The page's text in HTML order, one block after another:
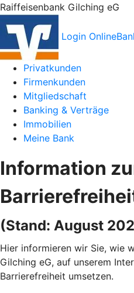
Raiffeisenbank Gilching eG
Login
Privatkunden
Firmenkunden
Mitgliedschaft
Banking & Verträge
Immobilien
Meine Bank
Information
(Stand: August
Hier informieren wir Sie, wie
Gilching eG, auf unserem
Barrierefreiheit umsetzen.